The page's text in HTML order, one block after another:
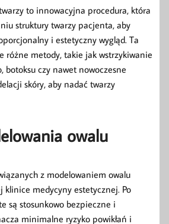
to innowacyjna procedura, która
struktury twarzy pacjenta, aby
i estetyczny wygląd. Ta
różne metody, takie jak wstrzykiwanie
botoksu czy nawet nowoczesne
skóry, aby nadać twarzy
owalu
z modelowaniem owalu
klinice medycyny estetycznej. Po
są stosunkowo bezpieczne i
minimalne ryzyko powikłań i